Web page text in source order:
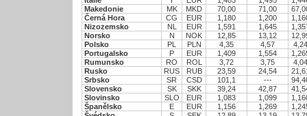
Makedonie
MK MKD 70,00 71,00
Černá Hora
CG EUR 1,180 1,200
Nizozemsko
NL EUR 1,591 1,645
Norsko
N NOK 12,85 13,12
Polsko
PL PLN 4,35 4,57
4,24
Portugalsko
P EUR 1,409 1,554
Rumunsko
RO ROL 3,72 3,75
4,04
Rusko
RUS RUB 23,59 24,54
Srbsko
SR CSD 101,1 ---
Slovensko
SK SKK 39,24 42,87
Slovinsko
SLO EUR 1,083 1,099
Španělsko
E EUR 1,156 1,269